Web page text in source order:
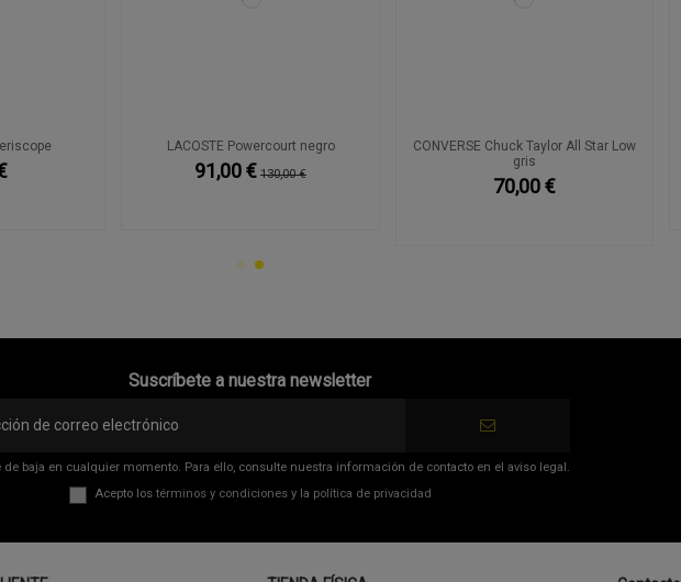
LACOSTE Powercourt negro
91,00 € 130,00 €
CONVERSE Chuck Taylor All Star Low
gris
70,00 €
Suscríbete a nuestra newsletter
de baja en cualquier momento. Para ello, consulte nuestra información de contacto en el aviso legal.
Acepto los términos y condicionesy la política de privacidad